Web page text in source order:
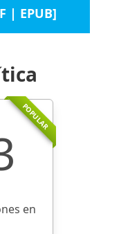
| EPUB]
POPULAR
en